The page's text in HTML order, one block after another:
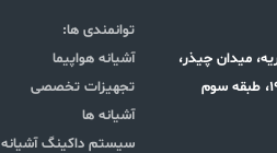
میدان چیذر،
توانمندی ها:
آشیانه هواپیما
تجهیزات تخصصی
آشیانه ها
سیستم داکینگ آشیانه